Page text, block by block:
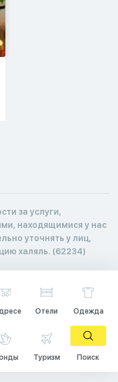
за услуги,
находящимися у нас
уточнять у лиц,
халяль. (62234)
Отели Одежда
Туризм Поиск